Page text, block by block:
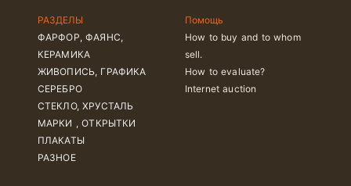
РАЗДЕЛЫ
ФАРФОР, ФАЯНС,
КЕРАМИКА
ЖИВОПИСЬ, ГРАФИКА
СЕРЕБРО
СТЕКЛО, ХРУСТАЛЬ
МАРКИ , ОТКРЫТКИ
ПЛАКАТЫ
РАЗНОЕ
Помощь
How to buy and to whom
sell.
How to evaluate?
Internet auction